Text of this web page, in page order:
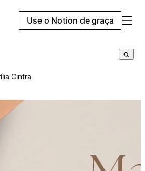
Use o Notion de graça
Cintra